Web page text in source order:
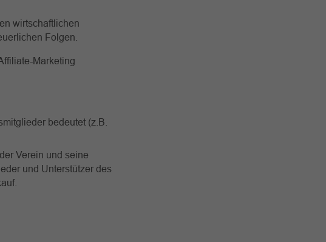
wirtschaftlichen
Folgen.
Marketing
bedeutet (z.B.
Verein und seine
und Unterstützer des